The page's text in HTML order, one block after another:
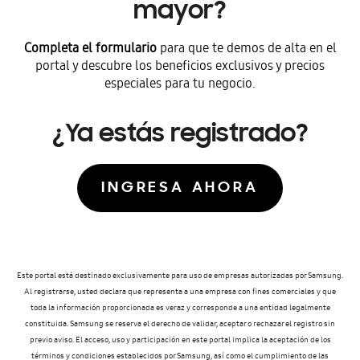
mayor?
Completa el formulariopara que te demos de alta en el
portal y descubre los beneficios exclusivos y precios
especiales para tu negocio.
¿Ya estás registrado?
INGRESA AHORA
Este portal está destinado exclusivamente para uso de empresas autorizadas por Samsung.
Al registrarse, usted declara que representa a una empresa con fines comerciales y que
toda la información proporcionada es veraz y corresponde a una entidad legalmente
constituida. Samsung se reserva el derecho de validar, aceptar o rechazar el registro sin
previo aviso.El acceso, uso y participación en este portal implica la aceptación de los
términos y condiciones establecidos por Samsung, así como el cumplimiento de las